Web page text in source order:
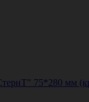
75*280 мм